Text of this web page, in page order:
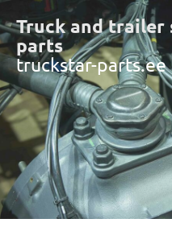
Truck and trailer
parts
truckstar-parts.ee